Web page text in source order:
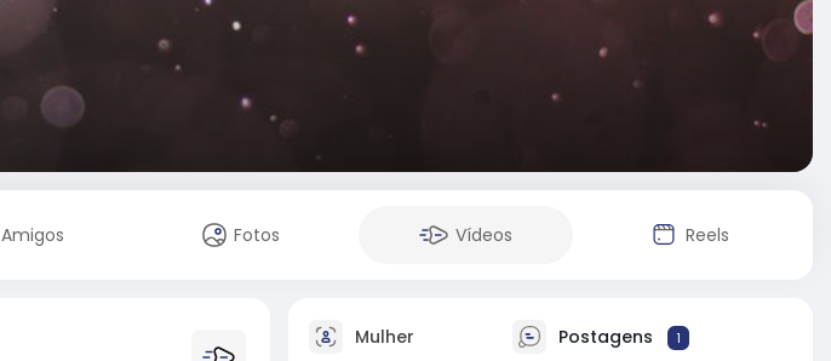
Amigos Fotos Vídeos Reels
Mulher Postagens 1